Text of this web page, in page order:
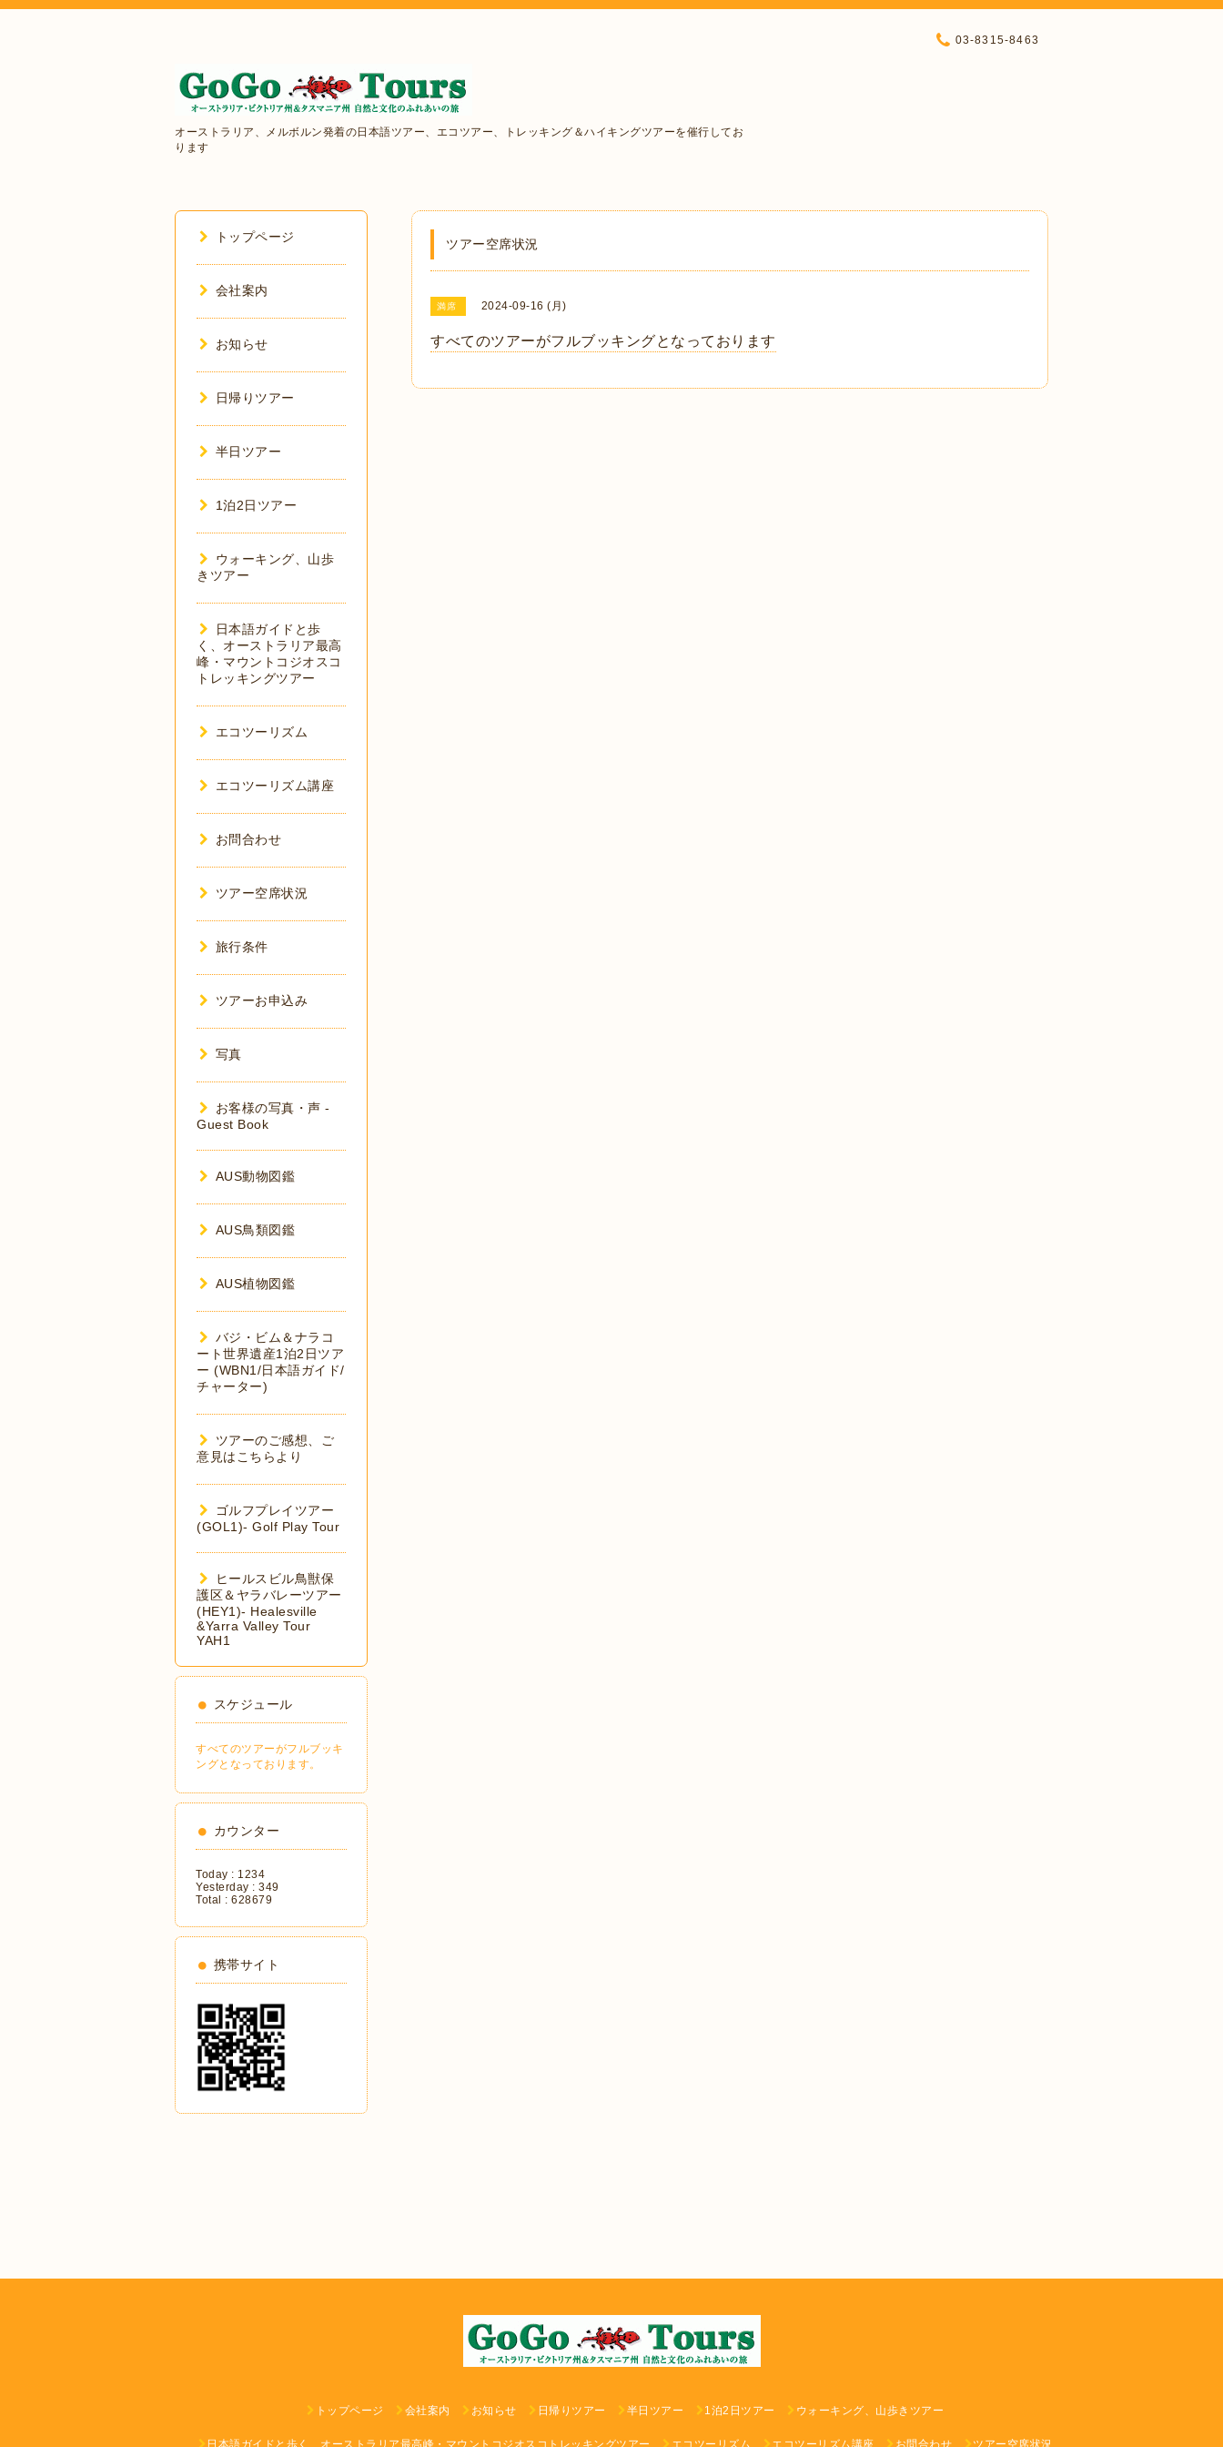
オーストラリア、メルボルン発着の日本語ツアー、エコツアー、トレッキング＆ハイキングツアーを催行してお
ります
03-8315-8463
ツアー空席状況
満席 2024-09-16 (月)
すべてのツアーがフルブッキングとなっております
トップページ
会社案内
お知らせ
日帰りツアー
半日ツアー
1泊2日ツアー
ウォーキング、山歩
きツアー
日本語ガイドと歩
く、オーストラリア最高
峰・マウントコジオスコ
トレッキングツアー
エコツーリズム
エコツーリズム講座
お問合わせ
ツアー空席状況
旅行条件
ツアーお申込み
写真
お客様の写真・声 -
Guest Book
AUS動物図鑑
AUS鳥類図鑑
AUS植物図鑑
バジ・ビム＆ナラコ
ート世界遺産1泊2日ツア
ー (WBN1/日本語ガイド/
チャーター)
ツアーのご感想、ご
意見はこちらより
ゴルフプレイツアー
(GOL1)- Golf Play Tour
ヒールスビル鳥獣保
護区＆ヤラバレーツアー
(HEY1)- Healesville
&Yarra Valley Tour
YAH1
スケジュール
すべてのツアーがフルブッキ
ングとなっております。
カウンター
Today : 1234
Yesterday : 349
Total : 628679
携帯サイト
トップページ 会社案内 お知らせ 日帰りツアー 半日ツアー 1泊2日ツアー ウォーキング、山歩きツアー
日本語ガイドと歩く、オーストラリア最高峰・マウントコジオスコトレッキングツアー エコツーリズム エコツーリズム講座 お問合わせ ツアー空席状況